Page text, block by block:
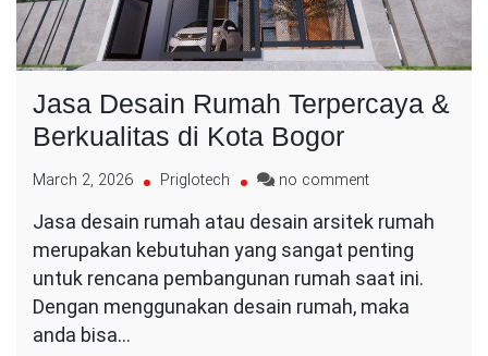
Jasa Desain Rumah Terpercaya &
Berkualitas di Kota Bogor
March 2, 2026 Priglotech no commenton
Desain
Rumah
Terpercaya
Berkualitas
Jasa desain rumah atau desain arsitek rumah
merupakan kebutuhan yang sangat penting
untuk rencana pembangunan rumah saat ini.
Dengan menggunakan desain rumah, maka
anda bisa…